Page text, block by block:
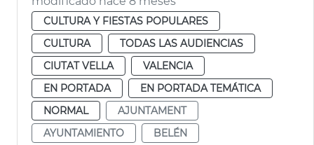
CULTURA Y FIESTAS POPULARES
CULTURA
TODAS LAS AUDIENCIAS
CIUTAT VELLA
VALENCIA
EN PORTADA
EN PORTADA TEMÁTICA
NORMAL
AJUNTAMENT
AYUNTAMIENTO
BELÉN